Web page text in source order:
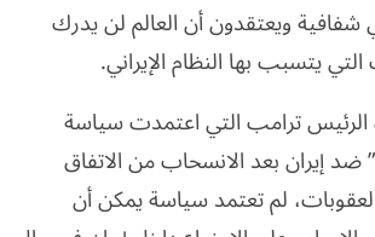
شفافية ويعتقدون أن العالم لن يدرك
يتسبب بها النظام الإيراني.
الرئيس ترامب التي اعتمدت سياسة
إيران بعد الانسحاب من الاتفاق
لم تعتمد سياسة يمكن أن